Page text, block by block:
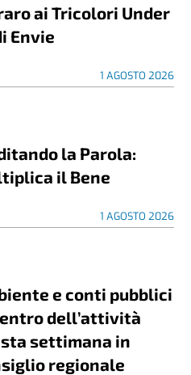
ai Tricolori Under
Envie
1 AGOSTO 2026
la Parola:
il Bene
1 AGOSTO 2026
e conti pubblici
dell’attività
settimana in
regionale